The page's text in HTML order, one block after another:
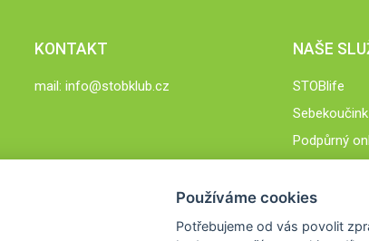
KONTAKT
mail: info@stobklub.cz
NAŠE
STOBlife
Sebekoučink
Podpůrný
Používáme cookies
Potřebujeme od vás povolit